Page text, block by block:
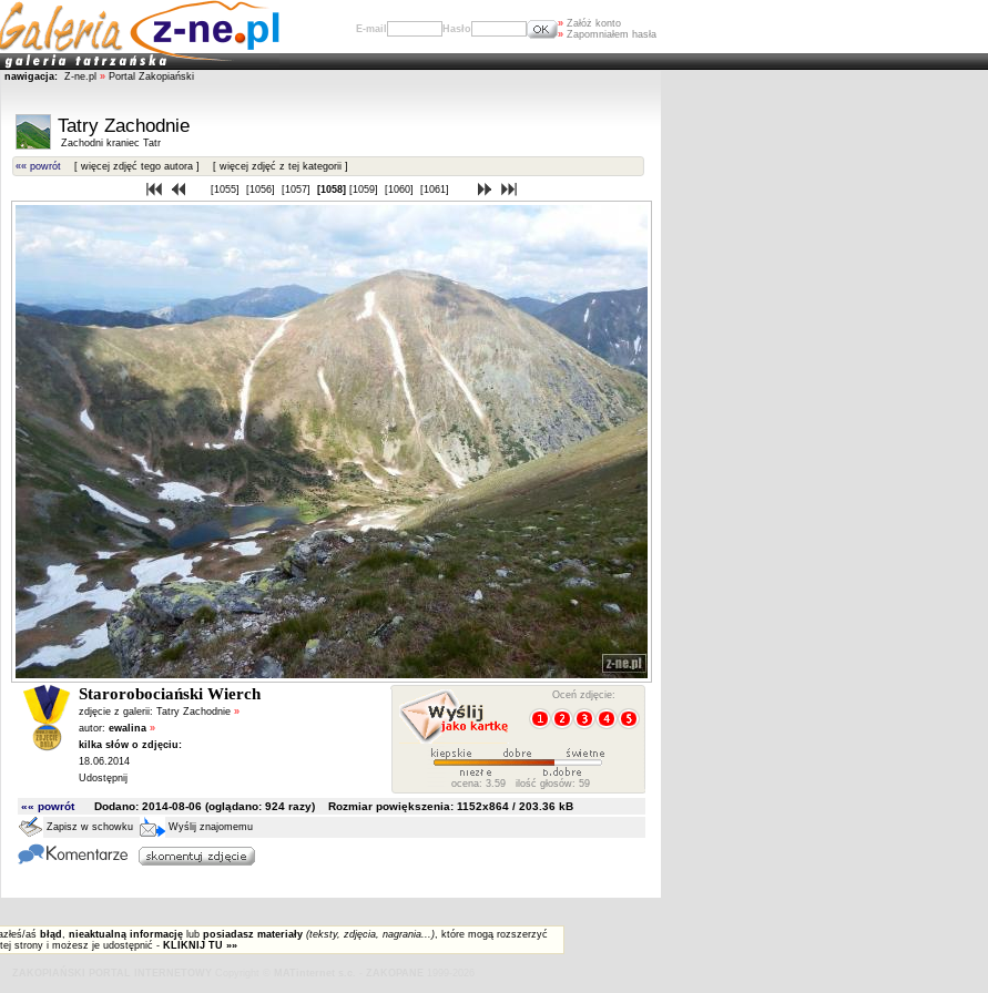
E-mail Hasło » Załóż konto
» Zapomniałem hasła
nawigacja: Z-ne.pl » Portal Zakopiański
Tatry Zachodnie
Zachodni kraniec Tatr
«« powrót [ więcej zdjęć tego autora ] [ więcej zdjęć z tej kategorii ]
[1055] [1056] [1057] [1058] [1059] [1060] [1061]
Starorobociański Wierch
zdjęcie z galerii: Tatry Zachodnie »
autor: ewalina »
kilka słów o zdjęciu:
18.06.2014
Udostępnij
Oceń zdjęcie:
ocena: 3.59 ilość głosów: 59
«« powrótDodano: 2014-08-06 (oglądano: 924razy) Rozmiar powiększenia: 1152x864 / 203.36 kB
Zapisz w schowku Wyślij znajomemu
aś błąd , nieaktualną informację lub posiadasz materiały (teksty, zdjęcia, nagrania...), które mogą rozszerzyć
strony i możesz je udostępnić - KLIKNIJ TU »»